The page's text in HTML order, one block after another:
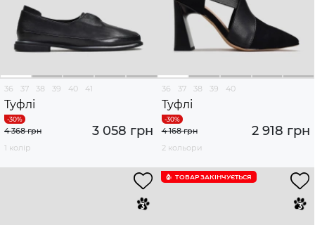
36 37 38 39 40 41
Туфлі
3 058 грн
4 368 грн
1 колір
36 37 38 39 40
Туфлі
2 918 грн
4 168 грн
2 кольори
ТОВАР ЗАКІНЧУЄTЬСЯ